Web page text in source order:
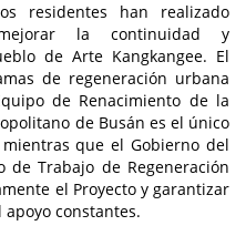
residentes han realizado
la continuidad y
de Arte Kangkangee. El
de regeneración urbana
de Renacimiento de la
de Busán es el único
mientras que el Gobierno del
de Trabajo de Regeneración
el Proyecto y garantizar
constantes.